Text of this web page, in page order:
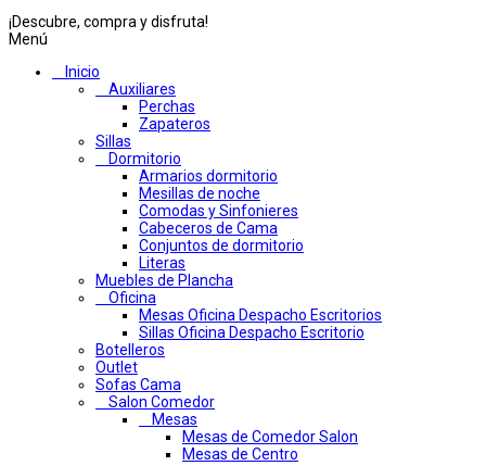
¡Descubre, compra y disfruta!
Menú
Inicio
Auxiliares
Perchas
Zapateros
Sillas
Dormitorio
Armarios dormitorio
Mesillas de noche
Comodas y Sinfonieres
Cabeceros de Cama
Conjuntos de dormitorio
Literas
Muebles de Plancha
Oficina
Mesas Oficina Despacho Escritorios
Sillas Oficina Despacho Escritorio
Botelleros
Outlet
Sofas Cama
Salon Comedor
Mesas
Mesas de Comedor Salon
Mesas de Centro